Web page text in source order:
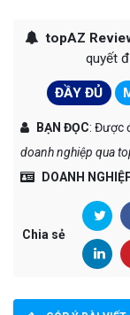
topAZ
quyết
ĐẦY ĐỦ
BẠN ĐỌC: Được
doanh nghiệp qua
DOANH
Chia sẻ